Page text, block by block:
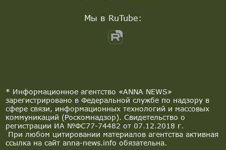
* Информационное агентство «ANNA NEWS»
зарегистрировано в Федеральной службе по надзору в
сфере связи, информационных технологий и массовых
коммуникаций (Роскомнадзор). Свидетельство о
регистрации ИА №ФС77-74482 от 07.12.2018 г.
При любом цитировании материалов агентства активная
ссылка на сайт anna-news.info обязательна.
Мы в RuTube: